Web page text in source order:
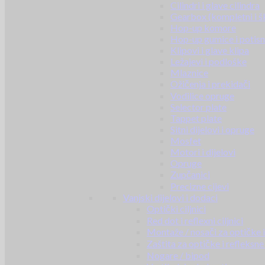
Cilindri i glave cilindra
Gearbox (kompletni i
Hop-up komore
Hop-up gumice i
Klipovi i glave klipa
Ležajevi i podloške
Mlaznice
Ožičenja i prekidači
Vodilice opruge
Selector plate
Tappet plate
Sitni dijelovi i opruge
Mosfet
Motori i dijelovi
Opruge
Zupčanici
Precizne cijevi
Vanjski dijelovi i dodaci
Optički ciljnici
Red dot i reflexni ciljnici
Montaže / nosači za optičke
Zaštita za optičke i
Nogare / bipod